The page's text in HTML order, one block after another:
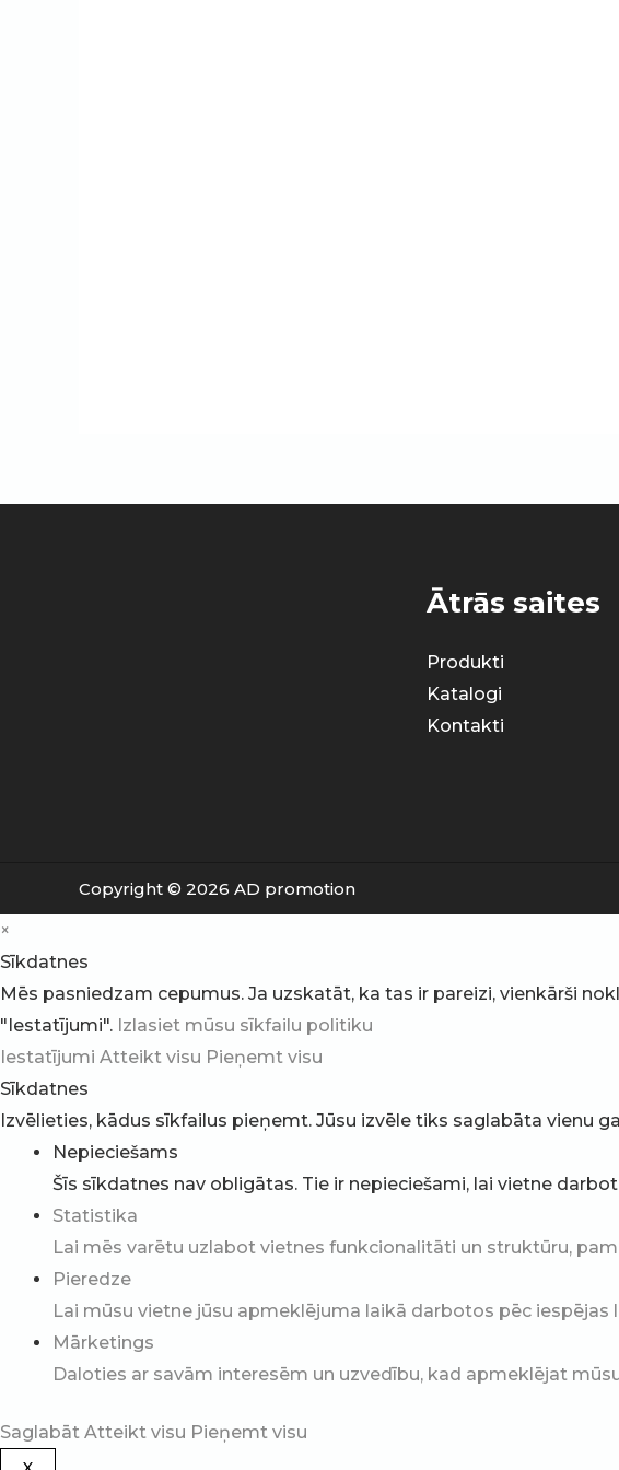
Ātrās saites
Produkti
Katalogi
Kontakti
Copyright © 2026 AD promotion
×
Sīkdatnes
Mēs pasniedzam cepumus. Ja uzskatāt, ka tas ir pareizi, vienkārši
"Iestatījumi". Izlasiet mūsu sīkfailu politiku
Iestatījumi Atteikt visu Pieņemt visu
Sīkdatnes
Izvēlieties, kādus sīkfailus pieņemt. Jūsu izvēle tiks saglabāta vienu
Nepieciešams
Šīs sīkdatnes nav obligātas. Tie ir nepieciešami, lai vietne
Statistika
Lai mēs varētu uzlabot vietnes funkcionalitāti un struktūru,
Pieredze
Lai mūsu vietne jūsu apmeklējuma laikā darbotos pēc
Mārketings
Daloties ar savām interesēm un uzvedību, kad apmeklējat
Saglabāt Atteikt visu Pieņemt visu